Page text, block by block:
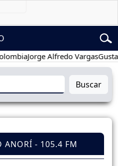
Jorge Alfredo VargasGustavo
Buscar
ANORÍ - 105.4 FM